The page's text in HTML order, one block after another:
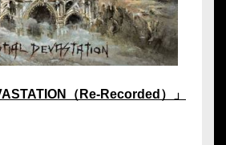
（Re-Recorded）」